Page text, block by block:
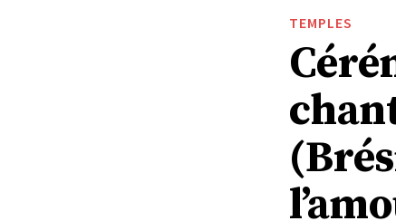
TEMPLES